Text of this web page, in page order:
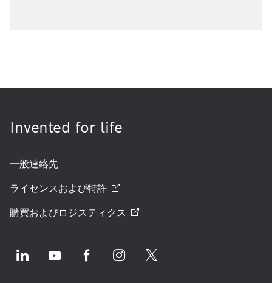
Invented for life
一般連絡先
ライセンスおよび特許
購買およびロジスティクス